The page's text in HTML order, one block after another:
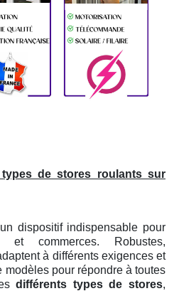
de stores roulants sur
dispositif indispensable pour
et commerces. Robustes,
à différents exigences et
modèles pour répondre à toutes
différents types de stores,